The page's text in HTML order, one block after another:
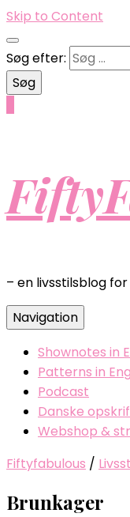
Skip to Content
Søg efter:
– en livsstilsblog
Navigation
Shownotes in
Patterns in
Podcast
Danske
Webshop &
Fiftyfabulous /
Brunkager